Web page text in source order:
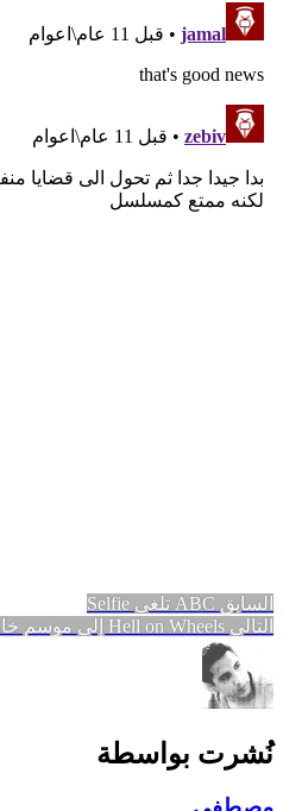
تصفّح
المقالات
السابق المقالة
السابقة:
ABC تلغي Selfie
التالي المقالة
التالية:
Hell on Wheels إلى موسم خامس وأخير
نُشرت بواسطة